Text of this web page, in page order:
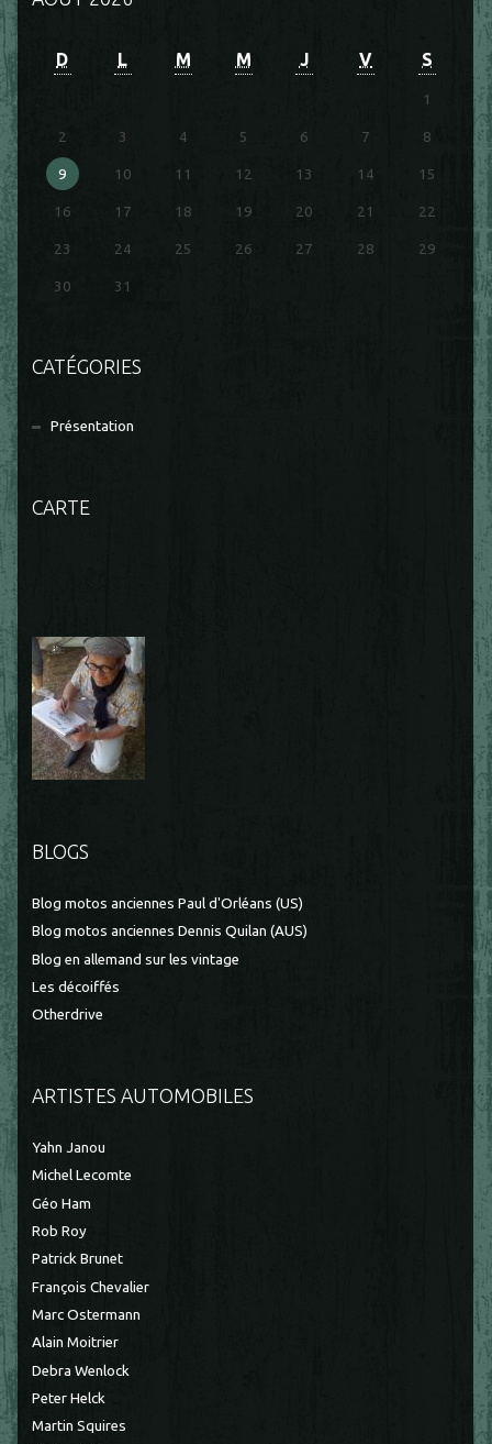
D L M M J V S
1
2 3 4 5 6 7 8
9 10 11 12 13 14 15
16 17 18 19 20 21 22
23 24 25 26 27 28 29
30 31
CATÉGORIES
Présentation
CARTE
BLOGS
Blog motos anciennes Paul d'Orléans (US)
Blog motos anciennes Dennis Quilan (AUS)
Blog en allemand sur les vintage
Les décoiffés
Otherdrive
ARTISTES AUTOMOBILES
Yahn Janou
Michel Lecomte
Géo Ham
Rob Roy
Patrick Brunet
François Chevalier
Marc Ostermann
Alain Moitrier
Debra Wenlock
Peter Helck
Martin Squires